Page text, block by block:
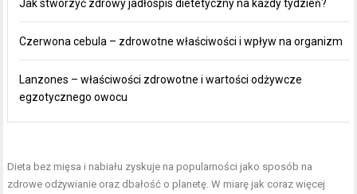
Jak stworzyć zdrowy jadłospis dietetyczny na każdy tydzień?
Czerwona cebula – zdrowotne właściwości i wpływ na organizm
Lanzones – właściwości zdrowotne i wartości odżywcze
egzotycznego owocu
Dieta bez mięsa i nabiału zyskuje na popularności jako sposób na
zdrowe odżywianie oraz dbałość o planetę. W miarę jak coraz więcej